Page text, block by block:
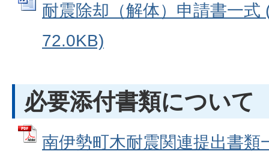
耐震除却（解体）申請書一式
72.0KB)
必要添付書類について
南伊勢町木耐震関連提出書類